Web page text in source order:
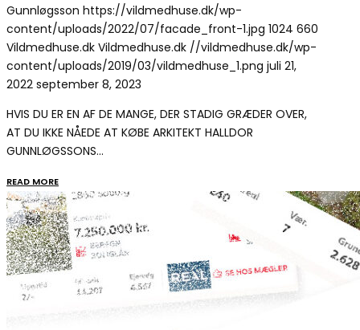
Gunnløgsson https://vildmedhuse.dk/wp-
content/uploads/2022/07/facade_front-1.jpg 1024 660
Vildmedhuse.dk Vildmedhuse.dk //vildmedhuse.dk/wp-
content/uploads/2019/03/vildmedhuse_1.png juli 21,
2022 september 8, 2023
HVIS DU ER EN AF DE MANGE, DER STADIG GRÆDER OVER,
AT DU IKKE NÅEDE AT KØBE ARKITEKT HALLDOR
GUNNLØGSSONS…
READ MORE